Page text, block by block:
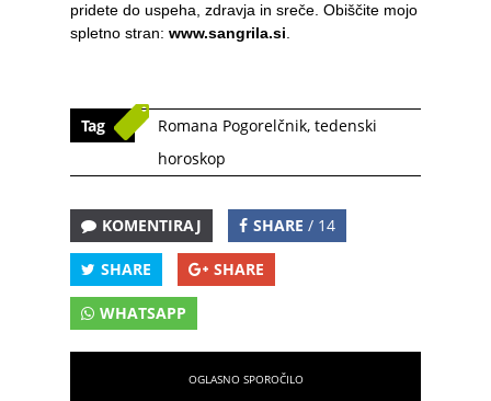
pridete do uspeha, zdravja in sreče. Obiščite mojo
spletno stran: www.sangrila.si
Tag Romana Pogorelčnik, tedenski
horoskop
KOMENTIRAJ SHARE / 14
SHARE SHARE
WHATSAPP